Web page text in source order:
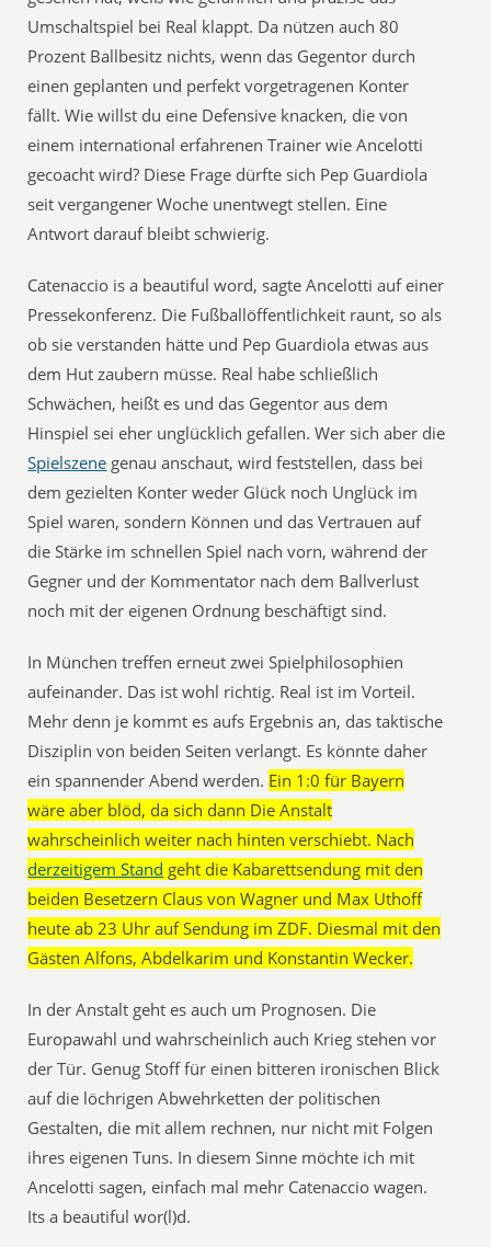
Umschaltspiel bei Real klappt. Da nützen auch 80
Prozent Ballbesitz nichts, wenn das Gegentor durch
einen geplanten und perfekt vorgetragenen Konter
fällt. Wie willst du eine Defensive knacken, die von
einem international erfahrenen Trainer wie Ancelotti
gecoacht wird? Diese Frage dürfte sich Pep Guardiola
seit vergangener Woche unentwegt stellen. Eine
Antwort darauf bleibt schwierig.
Catenaccio is a beautiful word, sagte Ancelotti auf einer
Pressekonferenz. Die Fußballöffentlichkeit raunt, so als
ob sie verstanden hätte und Pep Guardiola etwas aus
dem Hut zaubern müsse. Real habe schließlich
Schwächen, heißt es und das Gegentor aus dem
Hinspiel sei eher unglücklich gefallen. Wer sich aber die
Spielszene genau anschaut, wird feststellen, dass bei
dem gezielten Konter weder Glück noch Unglück im
Spiel waren, sondern Können und das Vertrauen auf
die Stärke im schnellen Spiel nach vorn, während der
Gegner und der Kommentator nach dem Ballverlust
noch mit der eigenen Ordnung beschäftigt sind.
In München treffen erneut zwei Spielphilosophien
aufeinander. Das ist wohl richtig. Real ist im Vorteil.
Mehr denn je kommt es aufs Ergebnis an, das taktische
Disziplin von beiden Seiten verlangt. Es könnte daher
ein spannender Abend werden. Ein 1:0 für Bayern
wäre aber blöd, da sich dann Die Anstalt
wahrscheinlich weiter nach hinten verschiebt. Nach
derzeitigem Stand geht die Kabarettsendung mit den
beiden Besetzern Claus von Wagner und Max Uthoff
heute ab 23 Uhr auf Sendung im ZDF. Diesmal mit den
Gästen Alfons, Abdelkarim und Konstantin Wecker.
In der Anstalt geht es auch um Prognosen. Die
Europawahl und wahrscheinlich auch Krieg stehen vor
der Tür. Genug Stoff für einen bitteren ironischen Blick
auf die löchrigen Abwehrketten der politischen
Gestalten, die mit allem rechnen, nur nicht mit Folgen
ihres eigenen Tuns. In diesem Sinne möchte ich mit
Ancelotti sagen, einfach mal mehr Catenaccio wagen.
Its a beautiful wor(l)d.